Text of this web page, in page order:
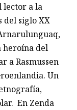
lector a la
del siglo XX
heroína del
a Rasmussen
Un
En Zenda